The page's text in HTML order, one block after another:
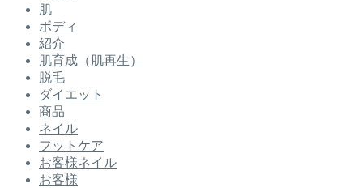
肌
ボディ
紹介
肌育成（肌再生）
脱毛
ダイエット
商品
ネイル
フットケア
お客様ネイル
お客様